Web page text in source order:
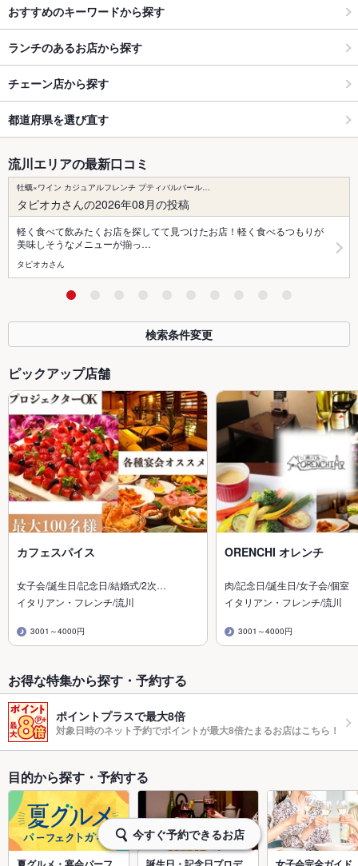
おすすめのキーワードから探す
ランチのあるお店から探す
チェーン店から探す
都道府県を選び直す
流川エリアの最新口コミ
牡蠣×ワイン カジュアルフレンチ プティバルバール…
タピオカさんの2026年08月の投稿
軽く食べて飲みたくお店を探してて見つけたお店！軽く食べるつもりが
美味しそうなメニューが揃っ…
タピオカさん
検索条件変更
ピックアップ店舗
カフェスパイス
女子会/誕生日/記念日/結婚式/2次…
イタリアン・フレンチ/流川
3001～4000円
ORENCHI オレンチ
肉/記念日/誕生日/女子会/個室
イタリアン・フレンチ/流川
3001～4000円
お得な特集から探す・予約する
ポイントプラスで最大8倍
対象日時のネット予約でポイントが最大8倍たまるお店はこちら！
目的から探す・予約する
今すぐ予約できるお店